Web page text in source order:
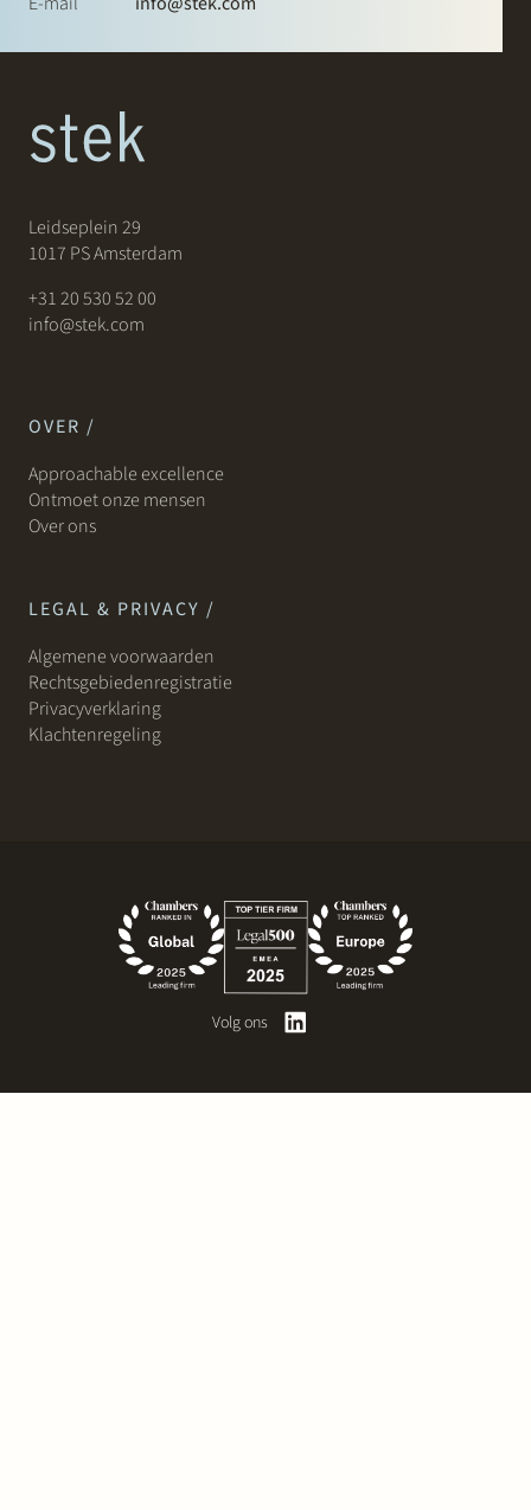
Leidseplein 29
1017 PS Amsterdam
+31 20 530 52 00
info@stek.com
OVER /
Approachable excellence
Ontmoet onze mensen
Over ons
LEGAL & PRIVACY /
Algemene voorwaarden
Rechtsgebiedenregistratie
Privacyverklaring
Klachtenregeling
Volg ons